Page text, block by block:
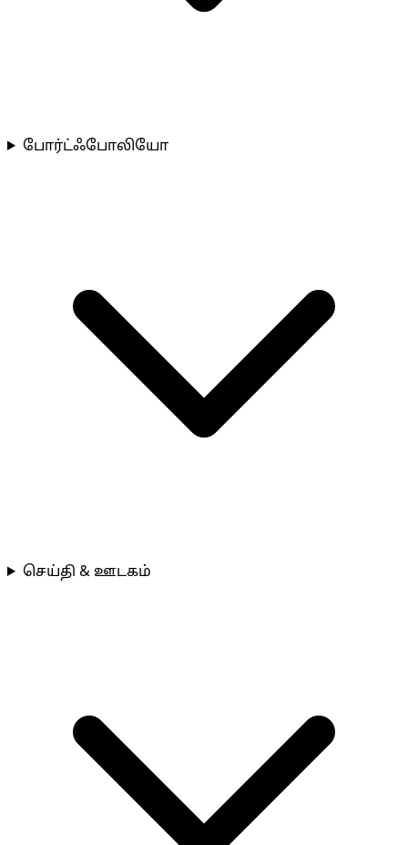
போர்ட்ஃபோலியோ
செய்தி & ஊடகம்